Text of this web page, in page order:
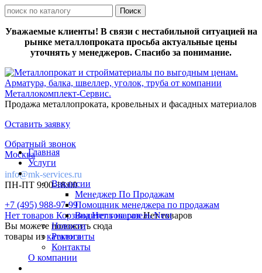
Уважаемые клиенты! В связи с нестабильной ситуацией на
рынке металлопроката просьба актуальные цены
уточнять у менеджеров. Спасибо за понимание.
Продажа металлопроката, кровельных и фасадных материалов
Оставить заявку
Обратный звонок
Москва
info@mk-services.ru
ПН-ПТ 9:00-18:00
+7 (495) 988-97-99
Нет товаров КорзинаНет товаровНет товаров
Вы можете положить сюда
товары изкаталога
Главная
Услуги
Вакансии
Менеджер По Продажам
Помощник менеджера по продажам
Водитель на газель Next
Новости
Реквизиты
Контакты
О компании